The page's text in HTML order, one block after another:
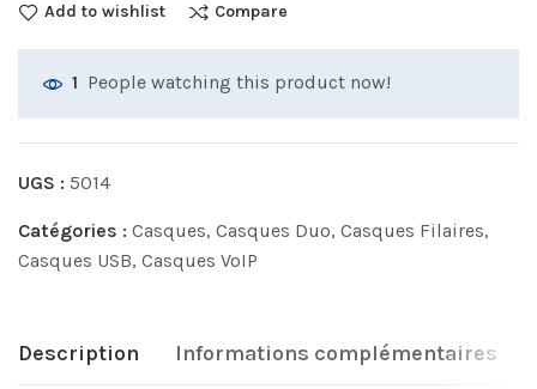
Add to wishlist Compare
1 People watching this product now!
UGS : 5014
Catégories : Casques, Casques Duo, Casques Filaires,
Casques USB, Casques VoIP
Description Informations complémentaires